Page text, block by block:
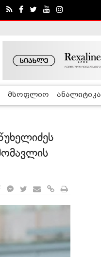
მსოფლიო ანალიტიკა